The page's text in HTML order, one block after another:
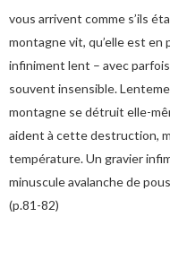
vous arrivent comme s’ils
montagne vit, qu’elle est
infiniment lent – avec
souvent insensible.
montagne se détruit elle-
aident à cette destruction,
température. Un gravier
minuscule avalanche de
(p.81-82)